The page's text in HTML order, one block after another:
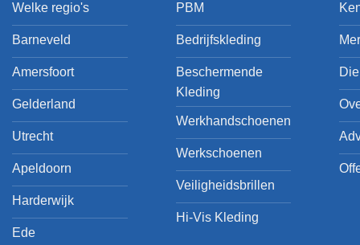
Welke regio's
Barneveld
Amersfoort
Gelderland
Utrecht
Apeldoorn
Harderwijk
Ede
PBM
Bedrijfskleding
Beschermende
Kleding
Werkhandschoenen
Werkschoenen
Veiligheidsbrillen
Hi-Vis Kleding